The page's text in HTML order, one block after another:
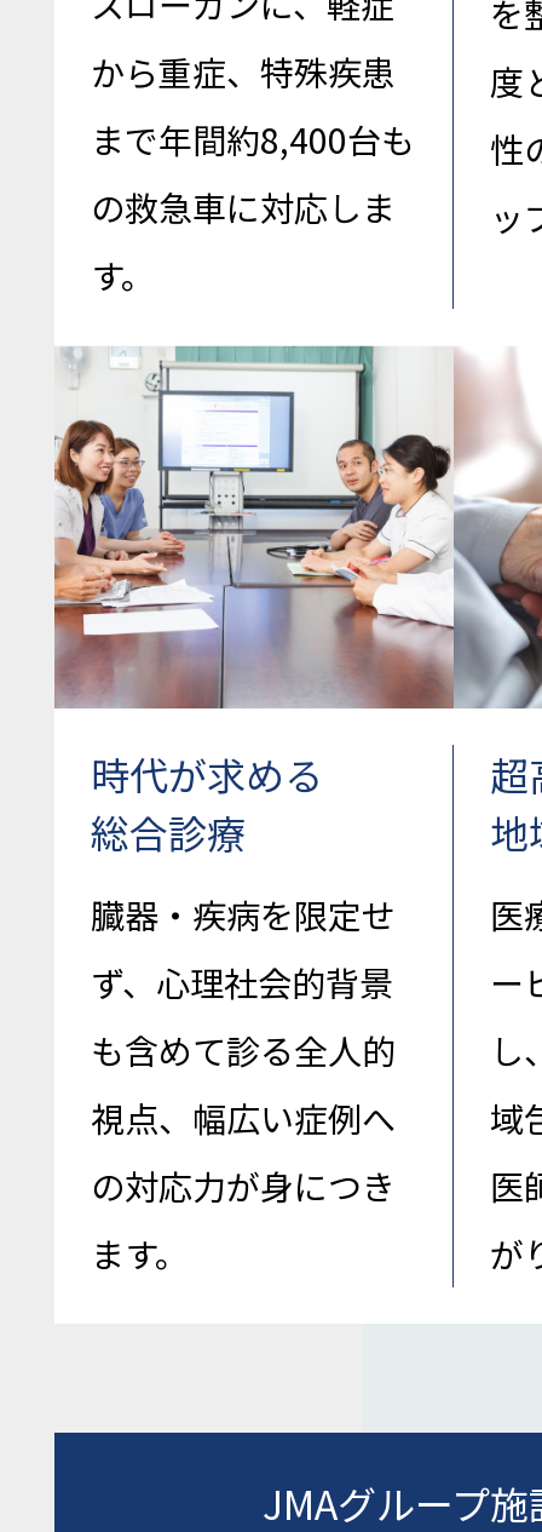
から重症、特殊疾患
まで年間約8,400台も
の救急車に対応しま
す。
を
度
性
ッ
時代が求める
総合診療
臓器・疾病を限定せ
ず、心理社会的背景
も含めて診る全人的
視点、幅広い症例へ
の対応力が身につき
ます。
超
地
医
ー
し
域
医
が
JMAグループ